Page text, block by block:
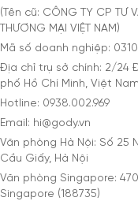
(Tên cũ: CÔNG TY CP TƯ
THƯƠNG MẠI VIỆT NAM)
Mã số doanh nghiệp:
Địa chỉ trụ sở chính: 2/24
phố Hồ Chí Minh, Việt Nam
Hotline: 0938.002.969
Email: hi@gody.vn
Văn phòng Hà Nội: Số 25
Cầu Giấy, Hà Nội
Văn phòng Singapore:
Singapore (188735)